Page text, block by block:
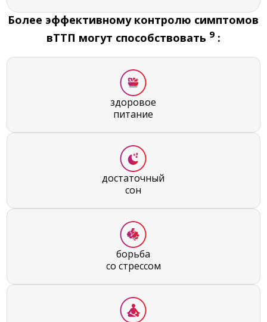
Более эффективному контролю симптомов
вТТП могут способствовать 9 :
здоровое
питание
достаточный
сон
борьба
со стрессом